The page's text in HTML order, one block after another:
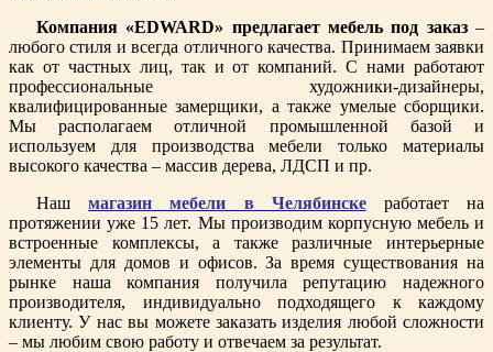
Компания «EDWARD» предлагает мебель под заказ–
любого стиля и всегда отличного качества. Принимаем заявки
как от частных лиц, так и от компаний. С нами работают
профессиональные художники-дизайнеры,
квалифицированные замерщики, а также умелые сборщики.
Мы располагаем отличной промышленной базой и
используем для производства мебели только материалы
высокого качества – массив дерева, ЛДСП и пр.
Нашмагазин мебели в Челябинскеработает на
протяжении уже 15 лет. Мы производим корпусную мебель и
встроенные комплексы, а также различные интерьерные
элементы для домов и офисов. За время существования на
рынке наша компания получила репутацию надежного
производителя, индивидуально подходящего к каждому
клиенту. У нас вы можете заказать изделия любой сложности
– мы любим свою работу и отвечаем за результат.